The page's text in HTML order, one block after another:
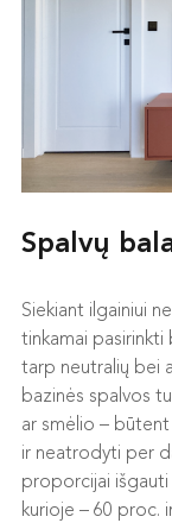
Spalvų
Siekiant ilgainiui
tinkamai pasirinkti
tarp neutralių bei
bazinės spalvos
ar smėlio –
ir neatrodyti per
proporcijai išgauti
kurioje – 60 proc.